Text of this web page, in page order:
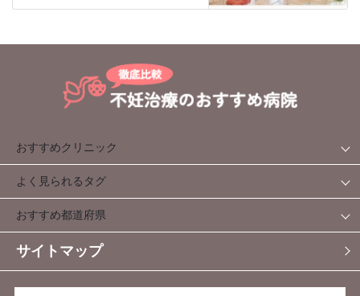
おすすめクリニック
よく見られるタグ
おすすめ都道府県
サイトマップ